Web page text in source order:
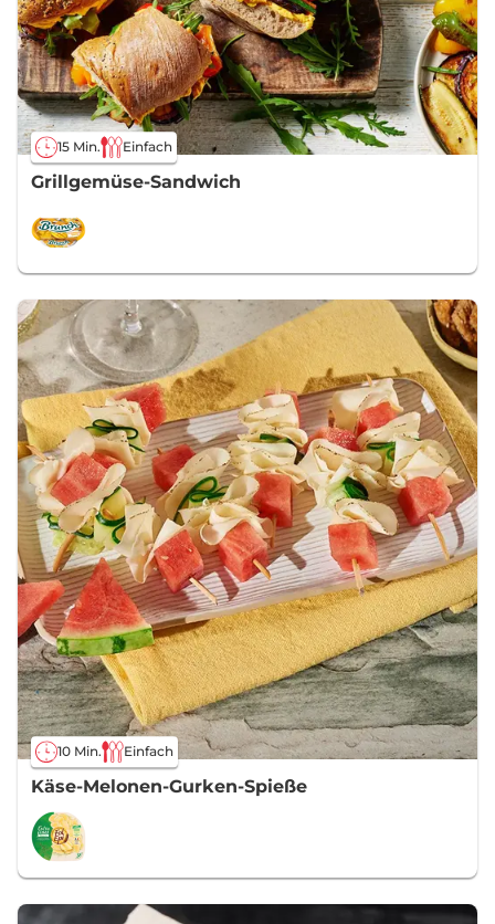
15 Min. Einfach
Grillgemüse-Sandwich
10 Min. Einfach
Käse-Melonen-Gurken-Spieße